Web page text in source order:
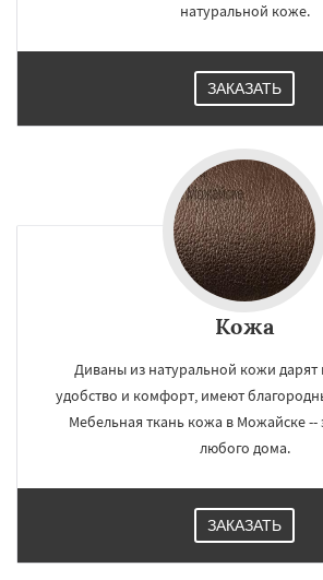
Работаем по
натуральной коже.
ЗАКАЗАТЬ
Кожа
Диваны из натуральной кожи
удобство и комфорт, имеют
Мебельная ткань кожа в Можайске --
любого дома.
ЗАКАЗАТЬ